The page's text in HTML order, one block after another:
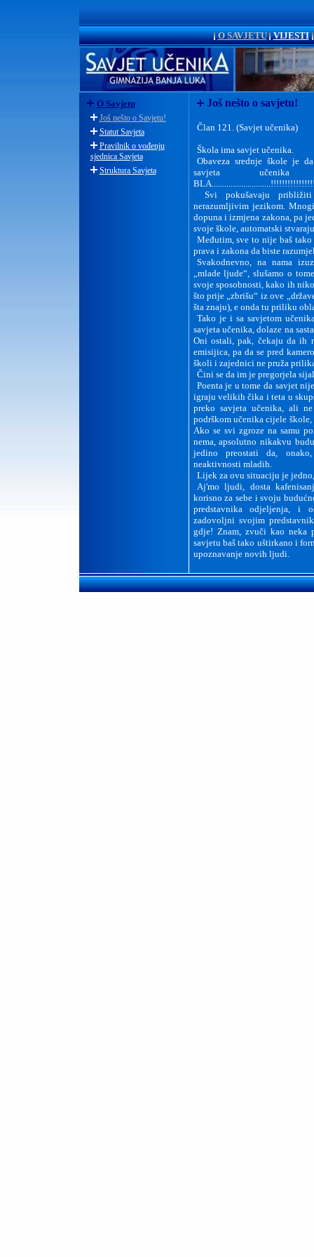
O SAVJETU VIJESTI
O Savjetu
Još nešto o Savjetu!
Statut Savjeta
Pravilnik o vođenju
sjednica Savjeta
Struktura Savjeta
Još nešto o savjetu!
Član 121. (Savjet učenika)
Škola ima savjet učenika.
Obaveza srednje škole je
savjeta učenika
Svi pokušavaju
nerazumljivim jezikom.
dopuna i izmjena zakona, pa
svoje škole, automatski
Međutim, sve to nije baš
prava i zakona da biste
Svakodnevno, na nama
„mlade ljude“, slušamo o
svoje sposobnosti, kako ih
što prije „zbrišu“ iz ove
šta znaju), e onda tu priliku
Tako je i sa savjetom
savjeta učenika, dolaze na
Oni ostali, pak, čekaju da ih
emisijica, pa da se pred
školi i zajednici ne pruža
Čini se da im je pregorjela
Poenta je u tome da savjet
igraju velikih čika i teta u
preko savjeta učenika, ali
podrškom učenika cijele
Ako se svi zgroze na samu
nema, apsolutno nikakvu
jedino preostati da,
neaktivnosti mladih.
Lijek za ovu situaciju je
Aj'mo ljudi, dosta
korisno za sebe i svoju
predstavnika odjeljenja, i
zadovoljni svojim
gdje! Znam, zvuči kao neka
savjetu baš tako uštirkano i
upoznavanje novih ljudi.